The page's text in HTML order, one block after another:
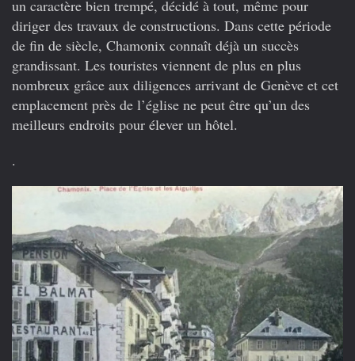
un caractère bien trempé, décidé à tout, même pour
diriger des travaux de constructions. Dans cette période
de fin de siècle, Chamonix connaît déjà un succès
grandissant. Les touristes viennent de plus en plus
nombreux grâce aux diligences arrivant de Genève et cet
emplacement près de l’église ne peut être qu’un des
meilleurs endroits pour élever un hôtel.
.